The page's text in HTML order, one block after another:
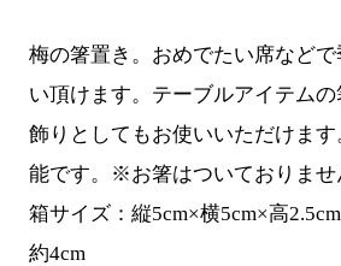
梅の箸置き。おめでたい席など
い頂けます。テーブルアイテムの
飾りとしてもお使いいただけま
能です。※お箸はついておりませ
箱サイズ：縦5cm×横5cm×高
約4cm